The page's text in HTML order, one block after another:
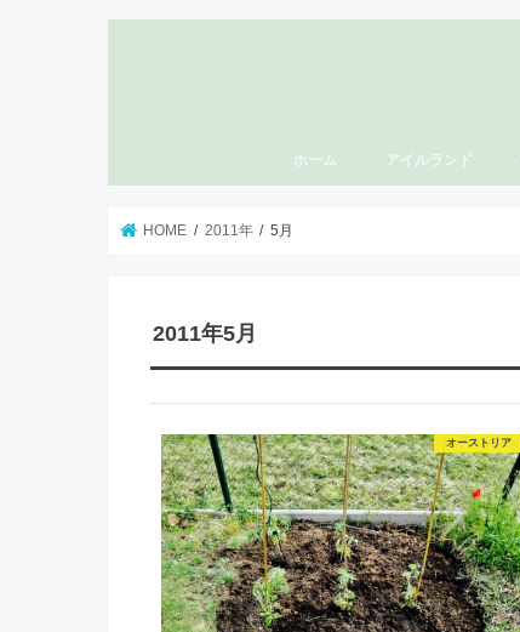
ホーム アイルランド
HOME 2011年 5月
2011年5月
オーストリア